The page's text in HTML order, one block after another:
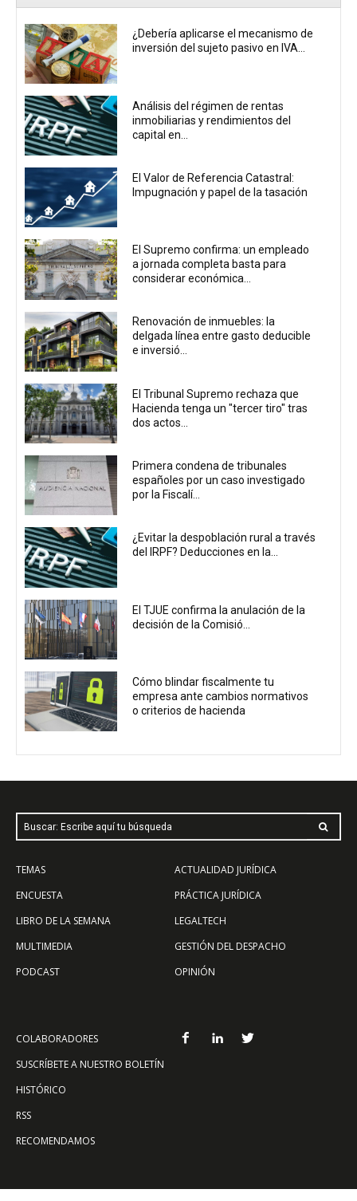
¿Debería aplicarse el mecanismo de
inversión del sujeto pasivo en IVA...
Análisis del régimen de rentas
inmobiliarias y rendimientos del
capital en...
El Valor de Referencia Catastral:
Impugnación y papel de la tasación
El Supremo confirma: un empleado
a jornada completa basta para
considerar económica...
Renovación de inmuebles: la
delgada línea entre gasto deducible
e inversió...
El Tribunal Supremo rechaza que
Hacienda tenga un "tercer tiro" tras
dos actos...
Primera condena de tribunales
españoles por un caso investigado
por la Fiscalí...
¿Evitar la despoblación rural a través
del IRPF? Deducciones en la...
El TJUE confirma la anulación de la
decisión de la Comisió...
Cómo blindar fiscalmente tu
empresa ante cambios normativos
o criterios de hacienda
Buscar: Escribe aquí tu búsqueda
TEMAS
ENCUESTA
LIBRO DE LA SEMANA
MULTIMEDIA
PODCAST
ACTUALIDAD JURÍDICA
PRÁCTICA JURÍDICA
LEGALTECH
GESTIÓN DEL DESPACHO
OPINIÓN
COLABORADORES
SUSCRÍBETE A NUESTRO BOLETÍN
HISTÓRICO
RSS
RECOMENDAMOS